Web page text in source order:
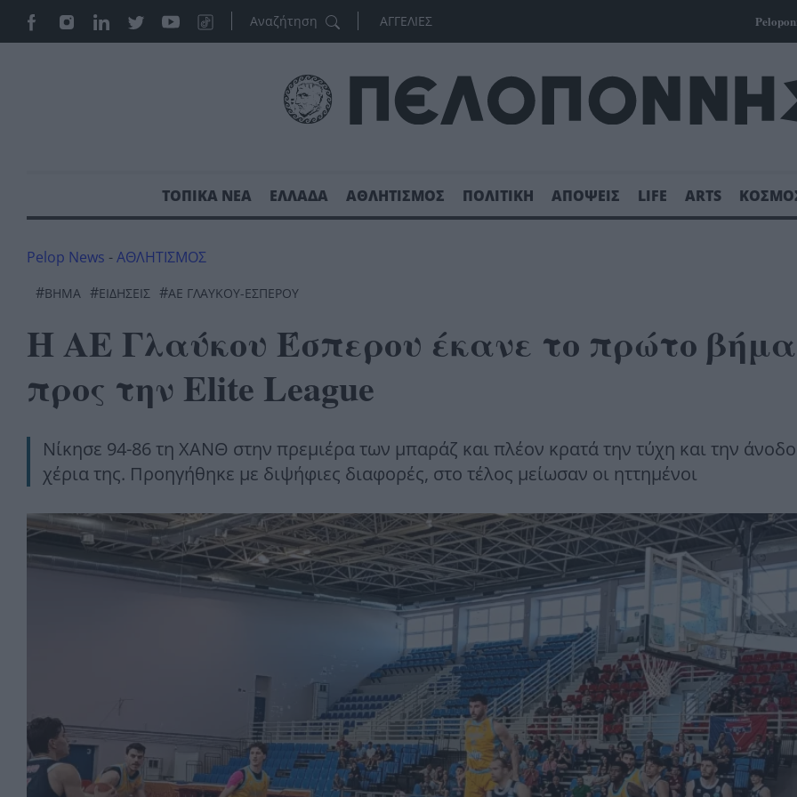
ΑΓΓΕΛΙΕΣ
ΤΟΠΙΚΑ ΝΕΑ ΕΛΛΑΔΑ ΑΘΛΗΤΙΣΜΟΣ ΠΟΛΙΤΙΚΗ ΑΠΟΨΕΙΣ LIFE ARTS
Pelop News -ΑΘΛΗΤΙΣΜΟΣ
#ΒΗΜΑ #ΕΙΔΗΣΕΙΣ #ΑΕ ΓΛΑΎΚΟΥ-ΕΣΠΕΡΟΥ
Η ΑΕ Γλαύκου Έσπερου έκανε το πρώτο βήμα
προς την Elite League
Νίκησε 94-86 τη ΧΑΝΘ στην πρεμιέρα των μπαράζ και πλέον κρατά την τύχη και την
χέρια της. Προηγήθηκε με διψήφιες διαφορές, στο τέλος μείωσαν οι ηττημένοι